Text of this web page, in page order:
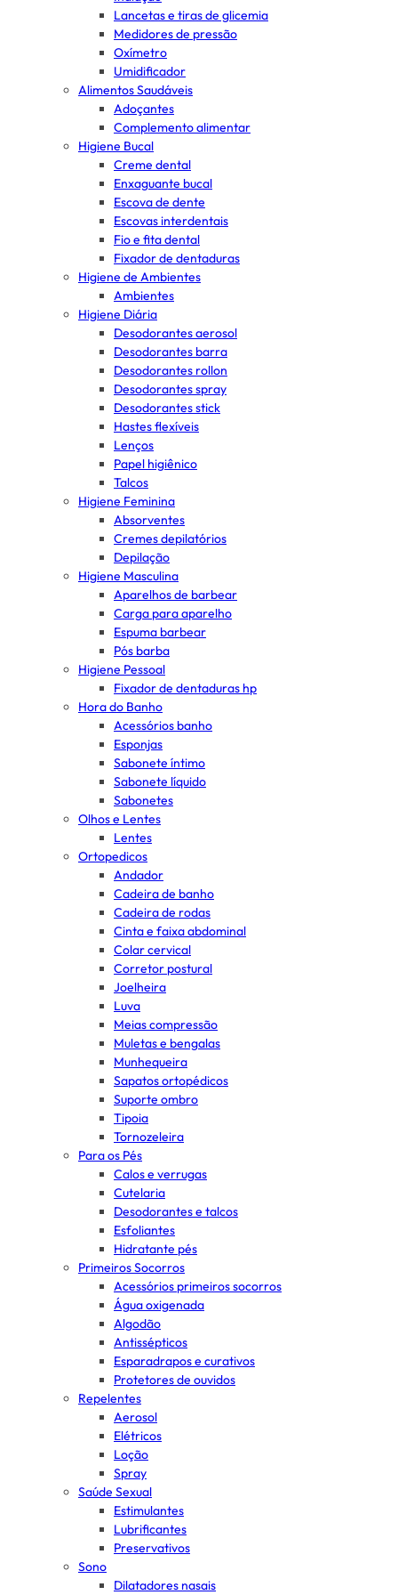
Lancetas e tiras de glicemia
Medidores de pressão
Oxímetro
Umidificador
Alimentos Saudáveis
Adoçantes
Complemento alimentar
Higiene Bucal
Creme dental
Enxaguante bucal
Escova de dente
Escovas interdentais
Fio e fita dental
Fixador de dentaduras
Higiene de Ambientes
Ambientes
Higiene Diária
Desodorantes aerosol
Desodorantes barra
Desodorantes rollon
Desodorantes spray
Desodorantes stick
Hastes flexíveis
Lenços
Papel higiênico
Talcos
Higiene Feminina
Absorventes
Cremes depilatórios
Depilação
Higiene Masculina
Aparelhos de barbear
Carga para aparelho
Espuma barbear
Pós barba
Higiene Pessoal
Fixador de dentaduras hp
Hora do Banho
Acessórios banho
Esponjas
Sabonete íntimo
Sabonete líquido
Sabonetes
Olhos e Lentes
Lentes
Ortopedicos
Andador
Cadeira de banho
Cadeira de rodas
Cinta e faixa abdominal
Colar cervical
Corretor postural
Joelheira
Luva
Meias compressão
Muletas e bengalas
Munhequeira
Sapatos ortopédicos
Suporte ombro
Tipoia
Tornozeleira
Para os Pés
Calos e verrugas
Cutelaria
Desodorantes e talcos
Esfoliantes
Hidratante pés
Primeiros Socorros
Acessórios primeiros socorros
Água oxigenada
Algodão
Antissépticos
Esparadrapos e curativos
Protetores de ouvidos
Repelentes
Aerosol
Elétricos
Loção
Spray
Saúde Sexual
Estimulantes
Lubrificantes
Preservativos
Sono
Dilatadores nasais